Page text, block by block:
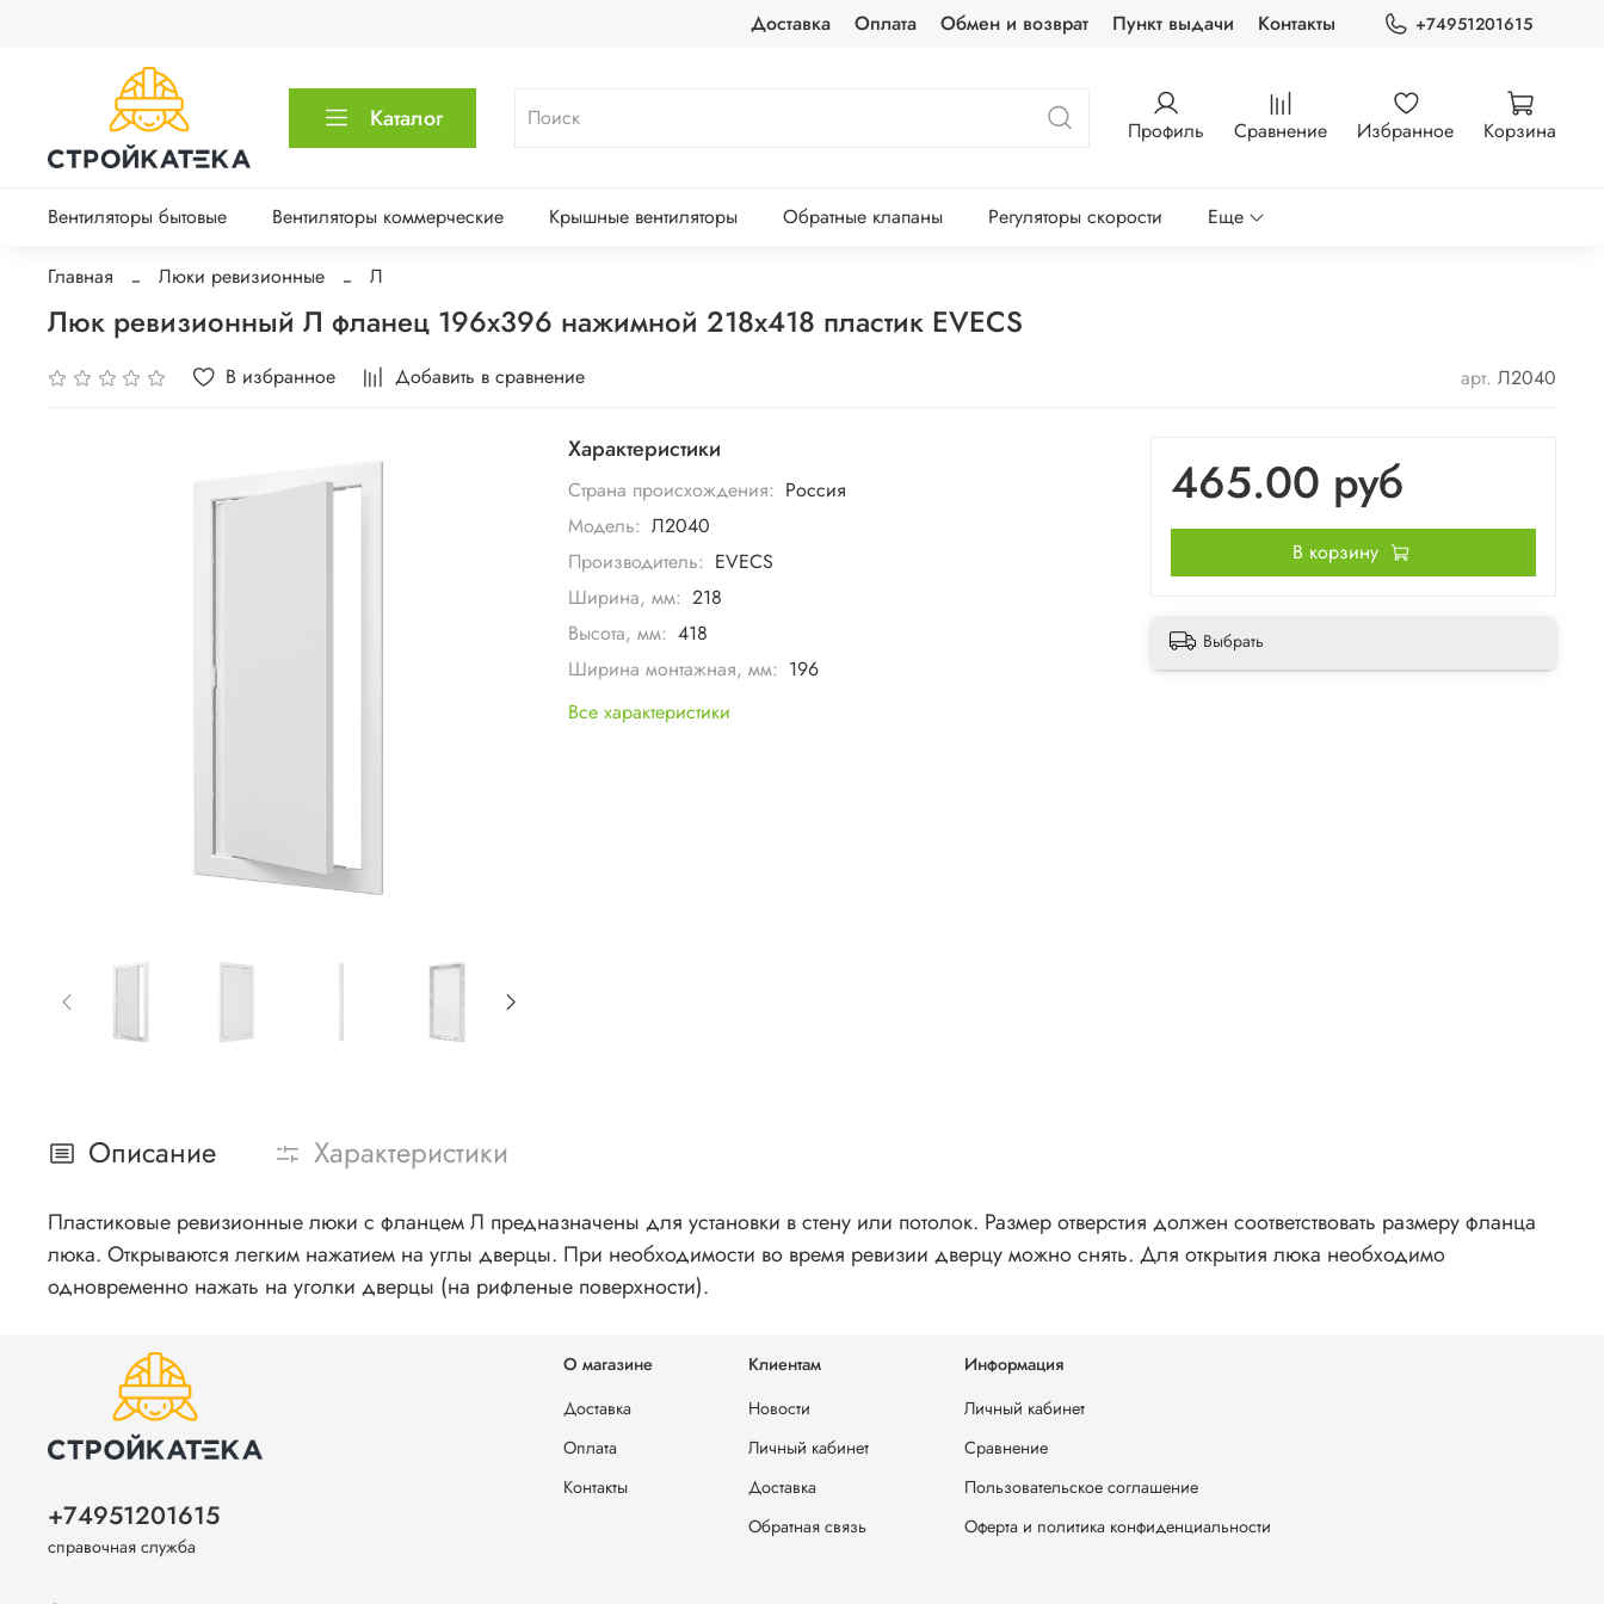
Доставка Оплата Обмен и возврат Пункт выдачи Контакты +74951201615
Каталог Профиль Сравнение Избранное Корзина
Вентиляторы бытовые Вентиляторы коммерческие Крышные вентиляторы Обратные клапаны Регуляторы скорости Еще
Главная Люки ревизионные Л
Люк ревизионный Л фланец 196х396 нажимной 218х418 пластик EVECS
В избранное Добавить в сравнение арт. Л2040
Характеристики
Страна происхождения: Россия
Модель: Л2040
Производитель: EVECS
Ширина, мм: 218
Высота, мм: 418
Ширина монтажная, мм: 196
Все характеристики
465.00 руб
В корзину
Выбрать
Описание Характеристики
Пластиковые ревизионные люки с фланцем Л предназначены для установки в стену или потолок. Размер отверстия должен соответствовать размеру фланца
люка. Открываются легким нажатием на углы дверцы. При необходимости во время ревизии дверцу можно снять. Для открытия люка необходимо
одновременно нажать на уголки дверцы (на рифленые поверхности).
О магазине
Доставка
Оплата
Контакты
Клиентам
Новости
Личный кабинет
Доставка
Обратная связь
Информация
Личный кабинет
Сравнение
Пользовательское соглашение
Оферта и политика конфиденциальности
+74951201615
справочная служба